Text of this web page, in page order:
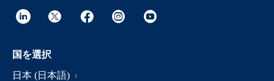
国を選択
日本 (日本語)